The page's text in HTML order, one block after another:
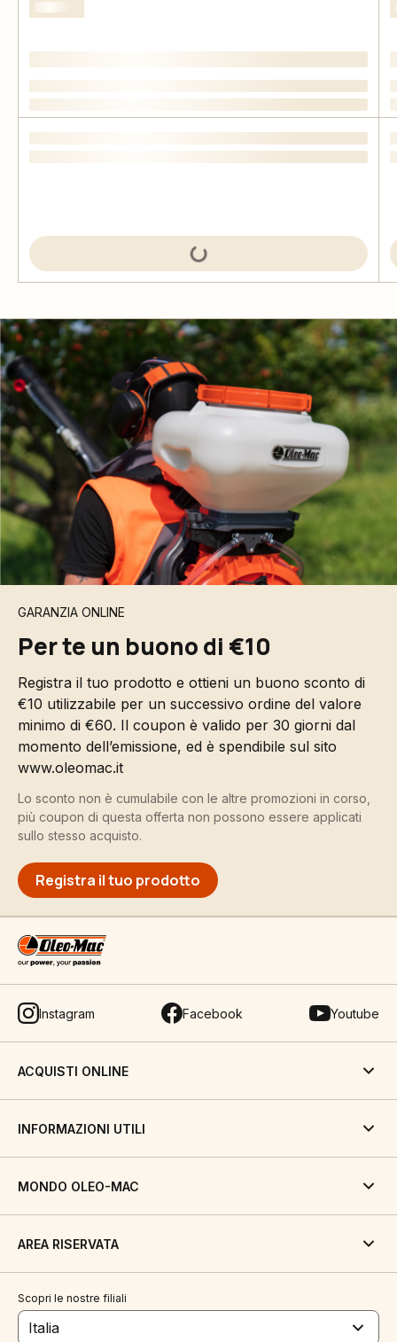
GARANZIA ONLINE
Per te un buono di €10
Registra il tuo prodotto e ottieni un buono sconto di
€10 utilizzabile per un successivo ordine del valore
minimo di €60. Il coupon è valido per 30 giorni dal
momento dell’emissione, ed è spendibile sul sito
www.oleomac.it
Lo sconto non è cumulabile con le altre promozioni in corso,
più coupon di questa offerta non possono essere applicati
sullo stesso acquisto.
Registra il tuo prodotto
Instagram Facebook Youtube
ACQUISTI ONLINE
INFORMAZIONI UTILI
MONDO OLEO-MAC
AREA RISERVATA
Scopri le nostre filiali
Italia